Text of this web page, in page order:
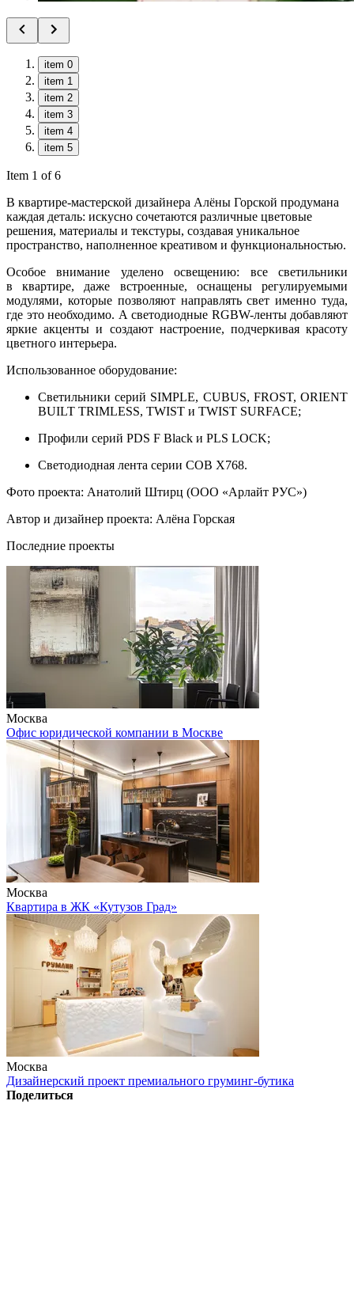
item 0
item 1
item 2
item 3
item 4
item 5
Item 1 of 6
В квартире-мастерской дизайнера Алёны Горской продумана
каждая деталь: искусно сочетаются различные цветовые
решения, материалы и текстуры, создавая уникальное
пространство, наполненное креативом и функциональностью.
Особое внимание уделено освещению: все светильники
в квартире, даже встроенные, оснащены регулируемыми
модулями, которые позволяют направлять свет именно туда,
где это необходимо. А светодиодные RGBW-ленты добавляют
яркие акценты и создают настроение, подчеркивая красоту
цветного интерьера.
Использованное оборудование:
Светильники серий SIMPLE, CUBUS, FROST, ORIENT
BUILT TRIMLESS, TWIST и TWIST SURFACE;
Профили серий PDS F Black и PLS LOCK;
Светодиодная лента серии COB X768.
Фото проекта: Анатолий Штирц (ООО «Арлайт РУС»)
Автор и дизайнер проекта: Алёна Горская
Последние проекты
Москва
Офис юридической компании в Москве
Москва
Квартира в ЖК «Кутузов Град»
Москва
Дизайнерский проект премиального груминг-бутика
Поделиться